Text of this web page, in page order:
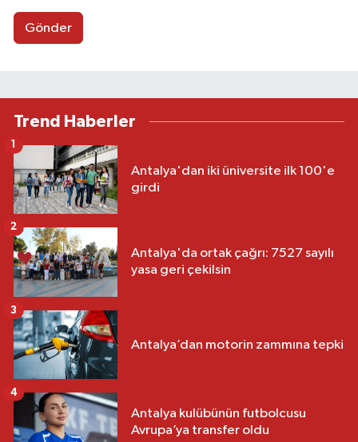
Gönder
Trend Haberler
Antalya'dan iki üniversite ilk 100'e
girdi
Antalya'da ortak çağrı: 7527 sayılı
yasa geri çekilsin
2
Antalya’dan motorin zammına tepki
3
Antalya kulübünün futbolcusu
Avrupa’ya transfer oldu
4